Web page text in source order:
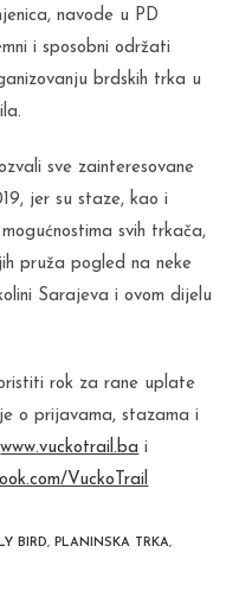
navode u PD
i sposobni održati
brdskih trka u
sve zainteresovane
jer su staze, kao i
svih trkača,
pruža pogled na neke
Sarajeva i ovom dijelu
rok za rane uplate
o prijavama, stazama i
www.vuckotrail.ba i
VuckoTrail
BIRD, PLANINSKA TRKA,